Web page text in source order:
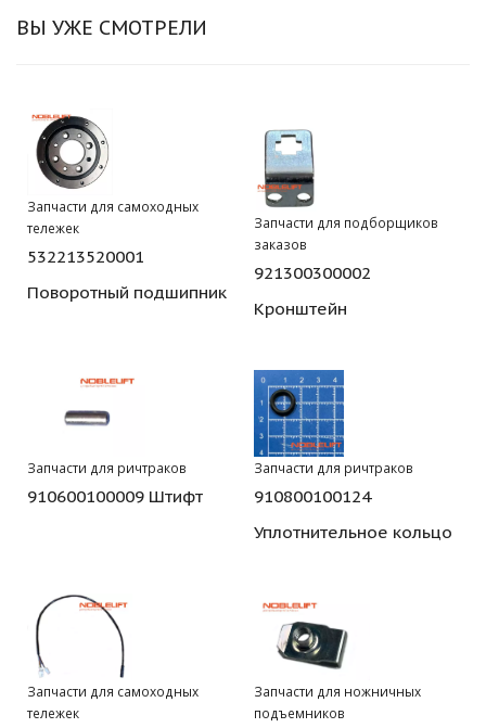
ВЫ УЖЕ СМОТРЕЛИ
Запчасти для самоходных
тележек
532213520001
Поворотный подшипник
Запчасти для подборщиков
заказов
921300300002
Кронштейн
Запчасти для ричтраков
910600100009 Штифт
Запчасти для ричтраков
910800100124
Уплотнительное кольцо
Запчасти для самоходных
тележек
Запчасти для ножничных
подъемников